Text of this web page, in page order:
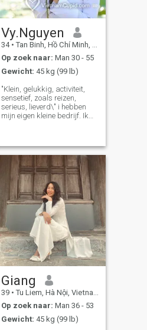
Vy.Nguyen
34 • Tan Binh, Hồ Chí Minh, Vietnam
Op zoek naar: Man 30 - 55
Gewicht: 45 kg (99 lb)
"Klein, gelukkig, activiteit,
sensetief, zoals reizen,
serieus, lieverd\" i hebben
mijn eigen kleine bedrijf. Ik
en optimistisch te zijn. Als ik
vrije tijd heb, breng ik door
met sport zoals hardlopen,
gympen, zwemmen of
klimmen. Ik hou ook van
reizen en genieten van het
eten, de cultuur elke plek
waar ik kom. Maar ik ben
soms een ingewikkeld,
zintuiglijk persoon.
Giang
39 • Tu Liem, Hà Nội, Vietnam
Op zoek naar: Man 36 - 53
Gewicht: 45 kg (99 lb)